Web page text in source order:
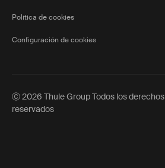
Política de cookies
Configuración de cookies
Ⓒ 2026 Thule Group Todos los derechos
reservados